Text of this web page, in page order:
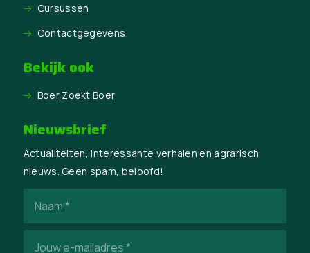
Cursussen
Contactgegevens
Bekijk ook
Boer Zoekt Boer
Nieuwsbrief
Actualiteiten, interessante verhalen en agrarisch
nieuws. Geen spam, beloofd!